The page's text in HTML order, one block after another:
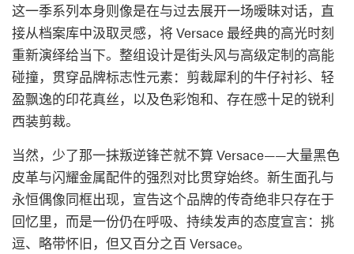
这一季系列本身则像是在与过去展开一场暧昧对话，直
接从档案库中汲取灵感，将 Versace 最经典的高光时刻
重新演绎给当下。整组设计是街头风与高级定制的高能
碰撞，贯穿品牌标志性元素：剪裁犀利的牛仔衬衫、轻
盈飘逸的印花真丝，以及色彩饱和、存在感十足的锐利
西装剪裁。
当然，少了那一抹叛逆锋芒就不算 Versace——大量黑色
皮革与闪耀金属配件的强烈对比贯穿始终。新生面孔与
永恒偶像同框出现，宣告这个品牌的传奇绝非只存在于
回忆里，而是一份仍在呼吸、持续发声的态度宣言：挑
逗、略带怀旧，但又百分之百 Versace。